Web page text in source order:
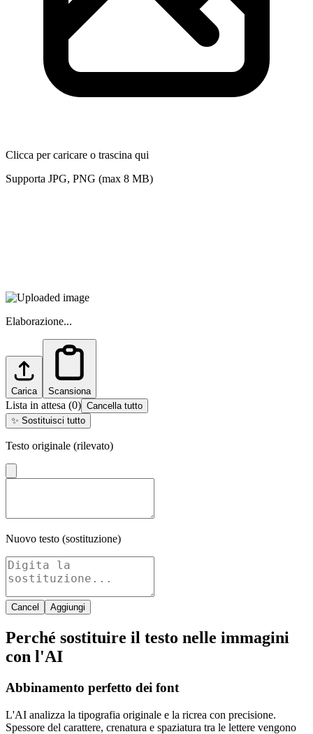
Clicca per caricare o trascina qui
Supporta JPG, PNG (max 8 MB)
Elaborazione...
Carica Scansiona
Lista in attesa (0) Cancella tutto
✨ Sostituisci tutto
Testo originale (rilevato)
Nuovo testo (sostituzione)
Cancel Aggiungi
Perché sostituire il testo nelle immagini
con l'AI
Abbinamento perfetto dei font
L'AI analizza la tipografia originale e la ricrea con precisione.
Spessore del carattere, crenatura e spaziatura tra le lettere vengono